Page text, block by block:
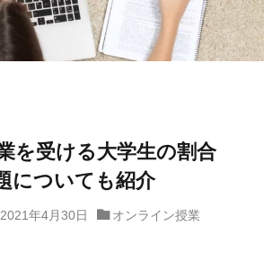
を受ける大学生の割合
についても紹介
2021年4月30日 オンライン授業